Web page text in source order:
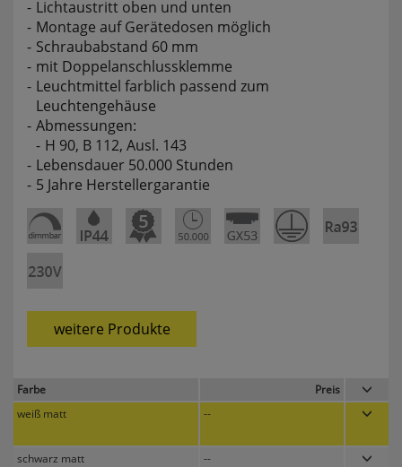
Lichtaustritt oben und unten
Montage auf Gerätedosen möglich
Schraubabstand 60 mm
mit Doppelanschlussklemme
Leuchtmittel farblich passend zum
Leuchtengehäuse
Abmessungen:
H 90, B 112, Ausl. 143
Lebensdauer 50.000 Stunden
5 Jahre Herstellergarantie
weitere Produkte
Farbe
Preis
weiß matt
--
schwarz matt --
websale_useragreement_optin_searchinput_cookie
websale_useragreement_optin_welcomecookie
websale_useragreement_optin_userlike_chat
Diese Cookies speichern die Cookie-Einstellungen
der Besucher, die in der Cookie Box von
www.pferdekaemper.de ausgewählt wurden.
ws_basket_pferdekaemper
Dieses Cookie speichert die Artikel im Warenkorb.
Statistik
Diese Cookies zeigen uns, wie oft eine Seite über
unseren Newsletter aufgerufen wurde.
Komfortfunktionen